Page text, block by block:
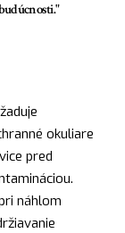
okuliare
pred
náhlom